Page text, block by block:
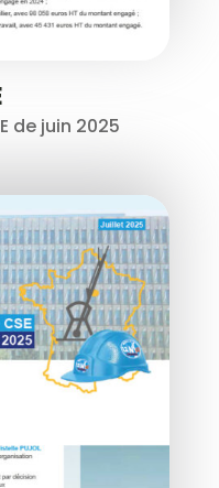
de juin 2025